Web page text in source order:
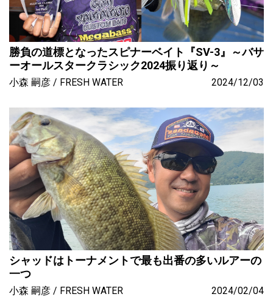
勝負の道標となったスピナーベイト『SV-3』～バサ
ーオールスタークラシック2024振り返り～
小森 嗣彦 FRESH WATER 2024/12/03
シャッドはトーナメントで最も出番の多いルアーの
一つ
小森 嗣彦 FRESH WATER 2024/02/04